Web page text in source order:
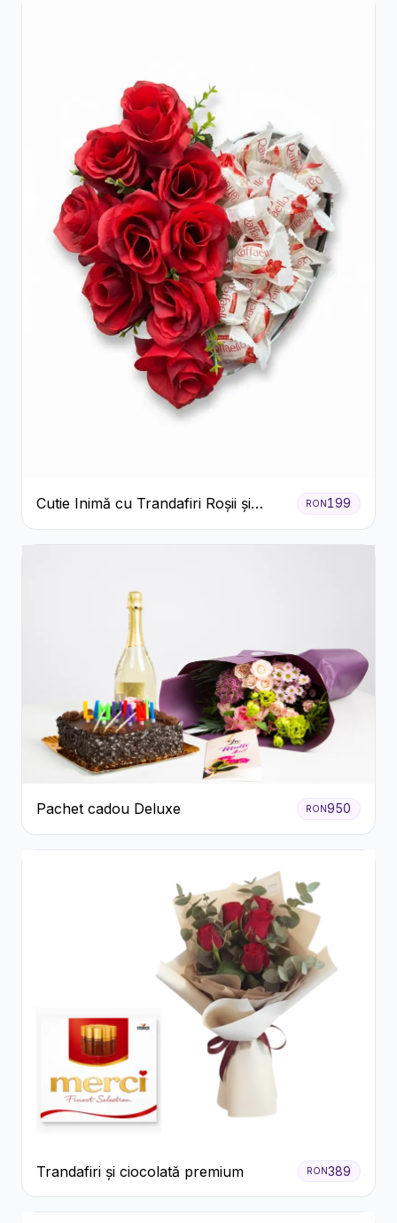
Cutie Inimă cu Trandafiri Roșii și
Raffaello
RON199
Pachet cadou Deluxe RON950
Trandafiri și ciocolată premium RON389